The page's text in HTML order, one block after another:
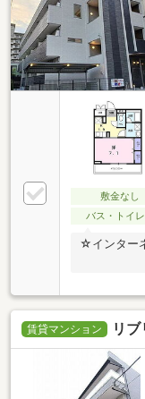
敷金なし
バス・トイレ
☆インター
賃貸マンション リ